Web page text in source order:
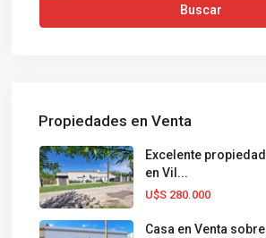
Buscar
Propiedades en Venta
Excelente
en Vil...
U$S 280.000
Casa en Venta